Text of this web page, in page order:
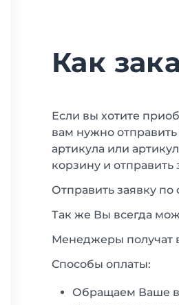
Как
Если вы хотите
вам нужно
артикула или
корзину и
Отправить заявку по
Так же Вы всегда
Менеджеры получат
Способы оплаты:
Обращаем Ваше